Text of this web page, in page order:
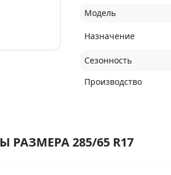
Модель
Назначение
Сезонность
Производство
285/65 R17